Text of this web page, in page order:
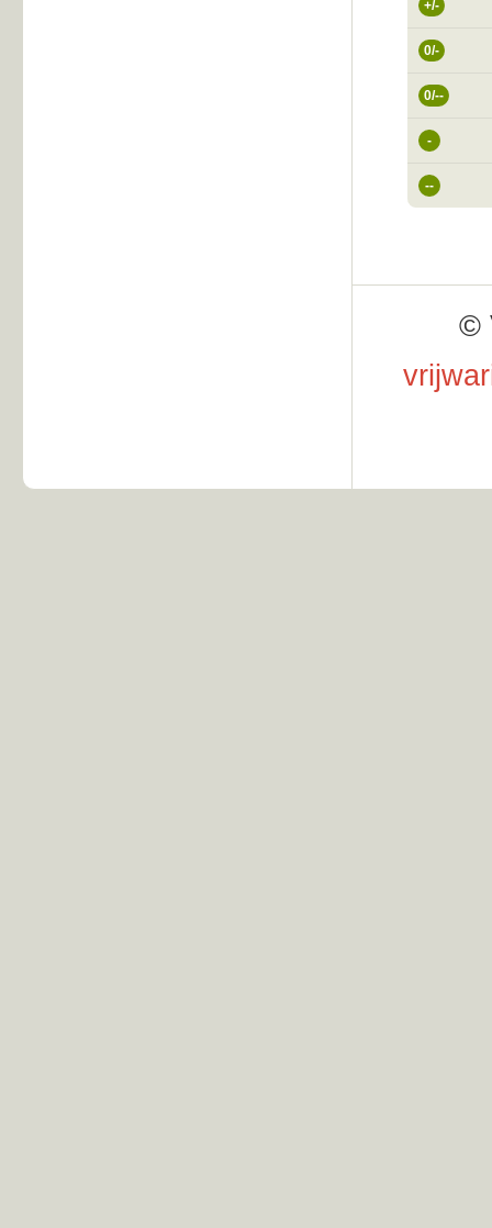
+/-
0/-
0/--
-
--
©